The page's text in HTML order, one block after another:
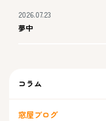
2026.07.23
夢中
コラム
窓屋ブログ